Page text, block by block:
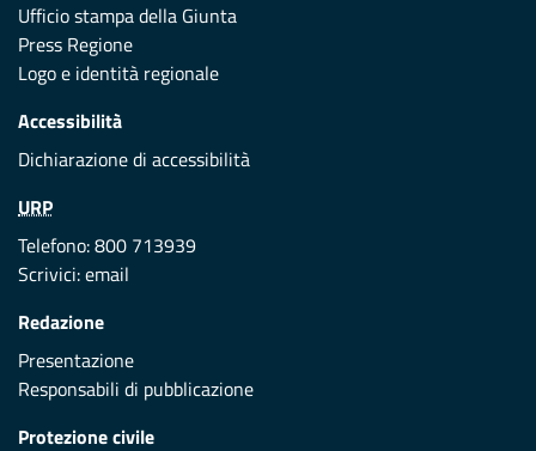
Ufficio stampa della Giunta
Press Regione
Logo e identità regionale
Accessibilità
Dichiarazione di accessibilità
URP
Telefono: 800 713939
Scrivici:email
Redazione
Presentazione
Responsabili di pubblicazione
Protezione civile